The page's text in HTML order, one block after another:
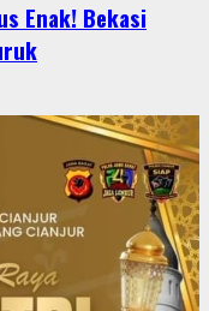
Enak! Bekasi